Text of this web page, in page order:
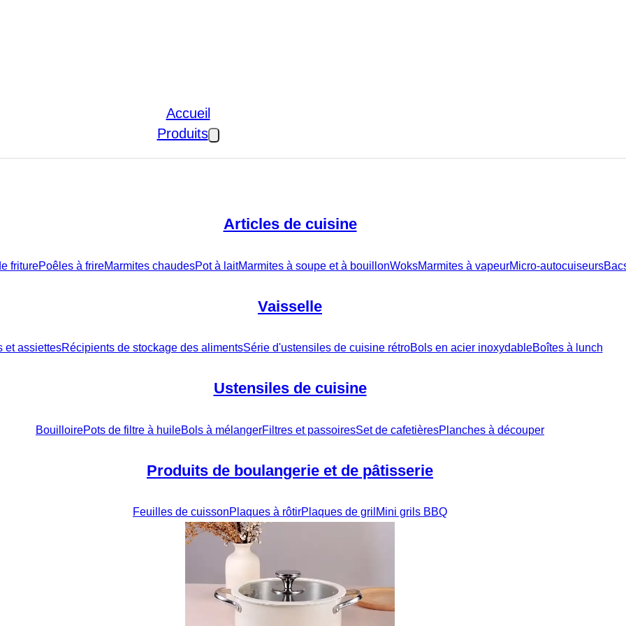
Accueil
Produits
Articles de cuisine
friturePoêles à frireMarmites chaudesPot à laitMarmites à soupe et à bouillonWoksMarmites à vapeurMicro-autocuiseurs
Vaisselle
et assiettesRécipients de stockage des alimentsSérie d'ustensiles de cuisine rétroBols en acier inoxydableBoîtes à lunch
Ustensiles de cuisine
BouilloirePots de filtre à huileBols à mélangerFiltres et passoiresSet de cafetièresPlanches à découper
Produits de boulangerie et de pâtisserie
Feuilles de cuissonPlaques à rôtirPlaques de gril Mini grils BBQ